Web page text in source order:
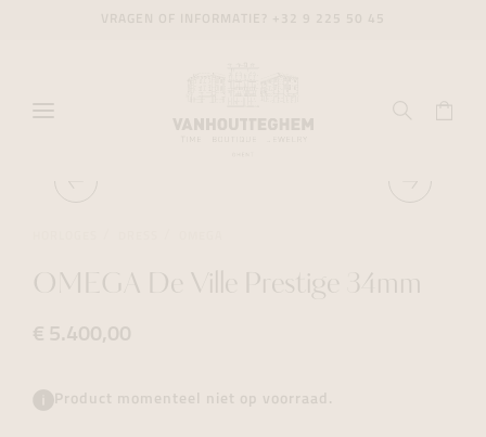
OMEGA De Ville Prestige 34mm
€ 5.400,00
Product momenteel niet op voorraad.